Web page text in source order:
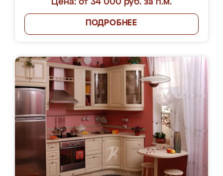
Цена: от 34 000 руб. за п.м.
ПОДРОБНЕЕ